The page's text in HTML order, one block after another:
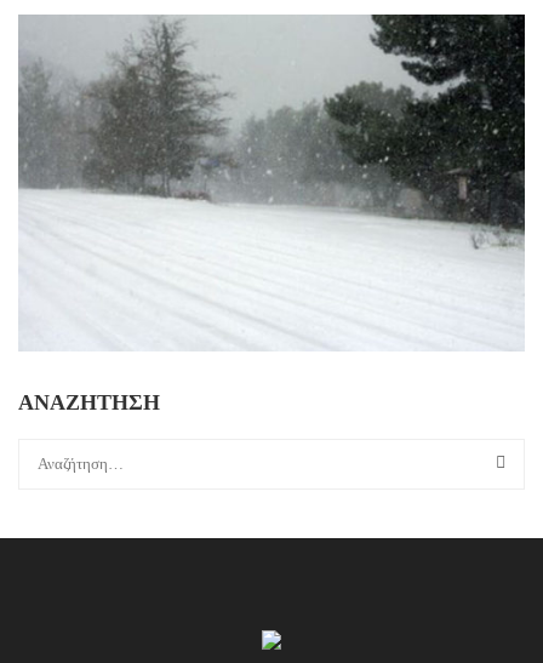
ΑΝΑΖΗΤΗΣΗ